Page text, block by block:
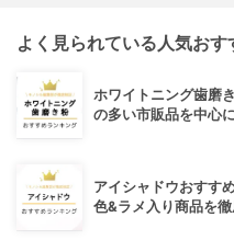
よく見られている人気おす
ホワイトニング歯磨
の多い市販品を中心に
アイシャドウおすす
色&ラメ入り商品を徹